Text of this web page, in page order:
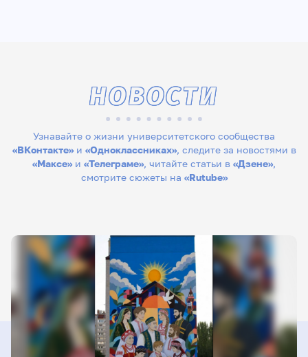
Узнавайте о жизни университетского сообщества
«ВКонтакте»и «Одноклассниках», следите за новостями в
«Максе» и «Телеграме», читайте статьи в «Дзене»,
смотрите сюжеты на «Rutube»
НОВОСТИ